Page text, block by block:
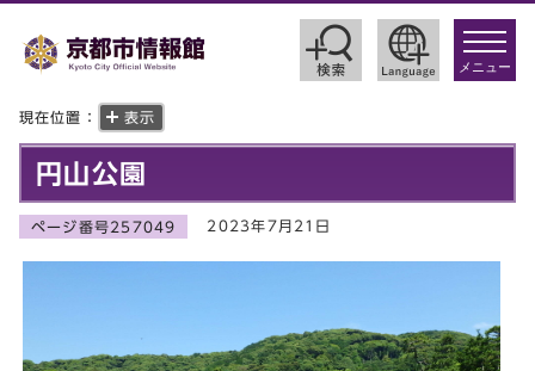
toggle
メニュー
現在位置： 表示
円山公園
ページ番号257049 2023年7月21日